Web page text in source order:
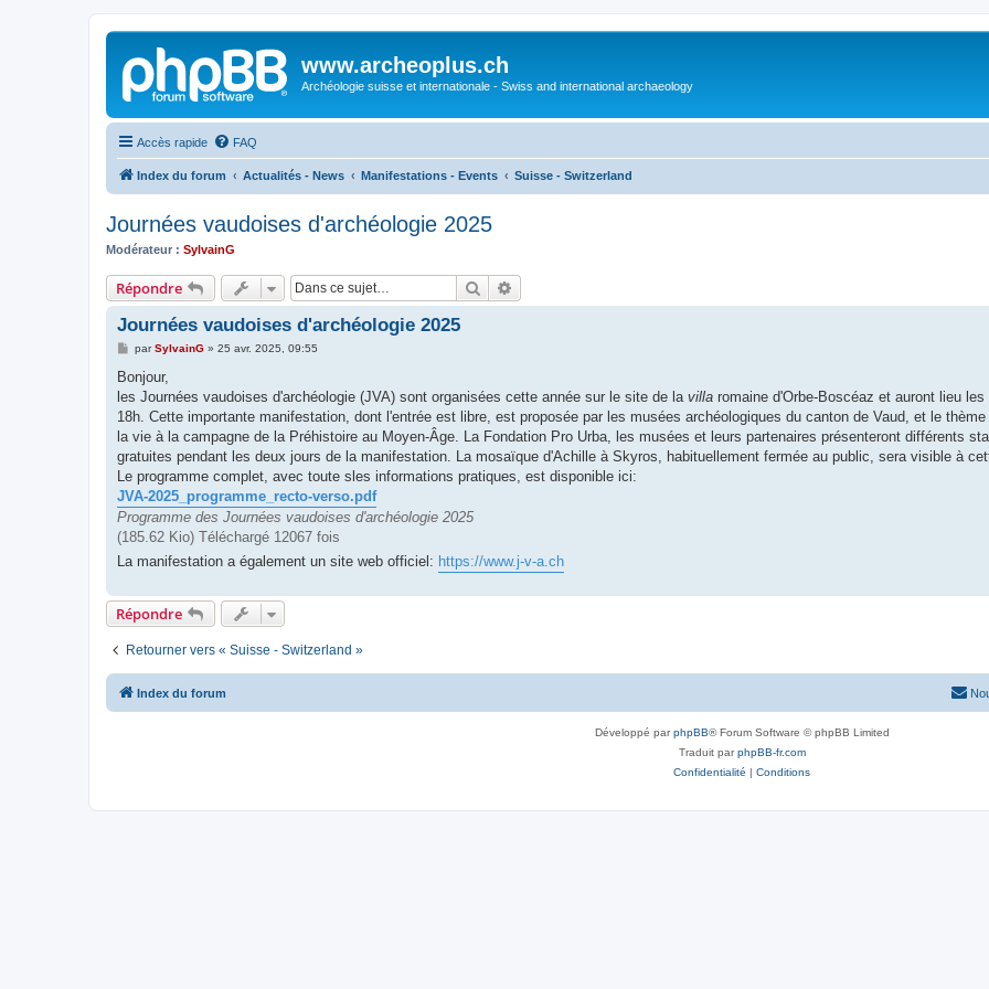
www.archeoplus.ch
Archéologie suisse et internationale - Swiss and international archaeology
Accès rapide FAQ
Index du forum Actualités - News Manifestations - Events Suisse - Switzerland
Journées vaudoises d'archéologie 2025
Modérateur : SylvainG
Répondre Rechercher
Journées vaudoises d'archéologie 2025
M
s
a
g
parSylvainG» 25 avr. 2025, 09:55
Bonjour,
les Journées vaudoises d'archéologie (JVA) sont organisées cette année sur le site de la villa romaine d'Orbe-Boscéaz et auront lieu
18h. Cette importante manifestation, dont l'entrée est libre, est proposée par les musées archéologiques du canton de Vaud, et le
la vie à la campagne de la Préhistoire au Moyen-Âge. La Fondation Pro Urba, les musées et leurs partenaires présenteront différents
gratuites pendant les deux jours de la manifestation. La mosaïque d'Achille à Skyros, habituellement fermée au public, sera visible à
Le programme complet, avec toute sles informations pratiques, est disponible ici:
JVA-2025_programme_recto-verso.pdf
Programme des Journées vaudoises d'archéologie 2025
(185.62 Kio) Téléchargé 12067 fois
La manifestation a également un site web officiel: https://www.j-v-a.ch
Répondre
Retourner vers « Suisse - Switzerland »
Index du forum
Développé parphpBB® Forum Software © phpBB Limited
Traduit parphpBB-fr.com
Confidentialité | Conditions